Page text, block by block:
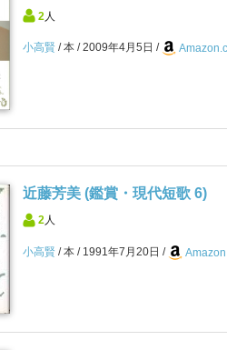
2 人
小高賢 本 2009年4月5日
近藤芳美 (鑑賞・現代短歌 6)
2 人
小高賢 本 1991年7月20日